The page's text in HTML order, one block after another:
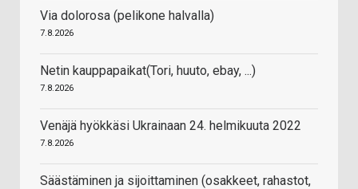
Via dolorosa (pelikone halvalla)
7.8.2026
Netin kauppapaikat(Tori, huuto, ebay, ...)
7.8.2026
Venäjä hyökkäsi Ukrainaan 24. helmikuuta 2022
7.8.2026
Säästäminen ja sijoittaminen (osakkeet, rahastot,